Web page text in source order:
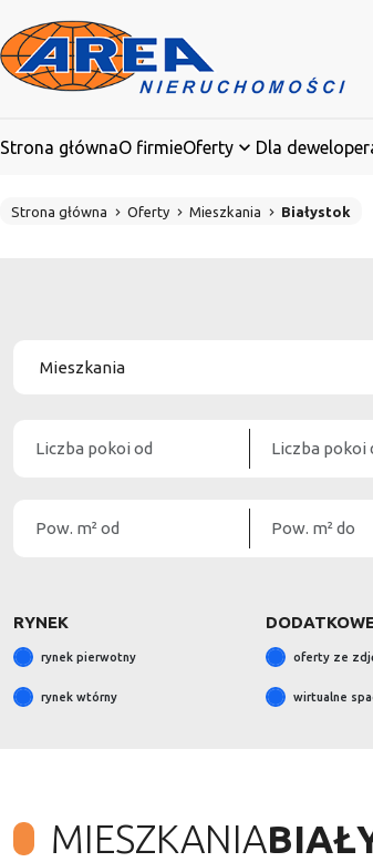
Strona głównaO firmieOferty Dla
Strona główna Oferty Mieszkania Białystok
RYNEK
rynek pierwotny
rynek wtórny
oferty ze
wirtualne
MIESZKANIA